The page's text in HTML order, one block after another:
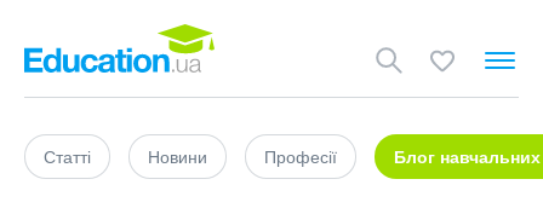
Статті Новини Професії Блог навчальних